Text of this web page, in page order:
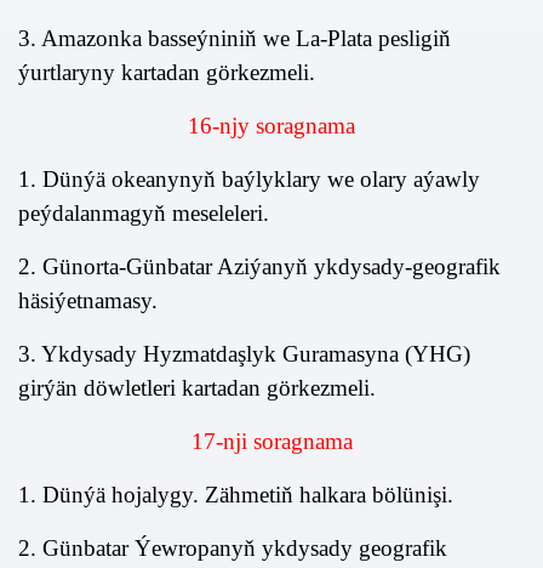
3. Amazonka basseýniniň we La-Plata pesligiň
ýurtlaryny kartadan görkezmeli.
16-njy soragnama
1. Dünýä okeanynyň baýlyklary we olary aýawly
peýdalanmagyň meseleleri.
2. Günorta-Günbatar Aziýanyň ykdysady-geografik
häsiýetnamasy.
3. Ykdysady Hyzmatdaşlyk Guramasyna (YHG)
girýän döwletleri kartadan görkezmeli.
17-nji soragnama
1. Dünýä hojalygy. Zähmetiň halkara bölünişi.
2. Günbatar Ýewropanyň ykdysady geografik